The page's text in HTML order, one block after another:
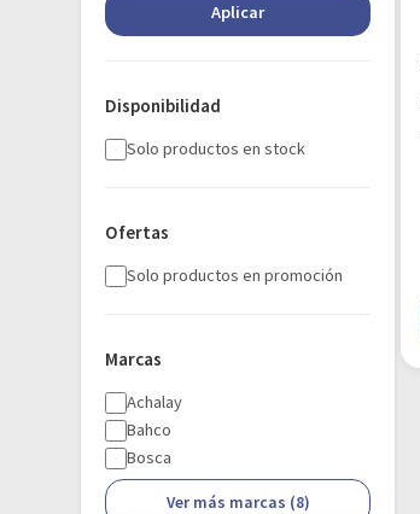
Aplicar
Disponibilidad
Solo productos en stock
Ofertas
Solo productos en promoción
Marcas
Achalay
Bahco
Bosca
Ver más marcas (8)